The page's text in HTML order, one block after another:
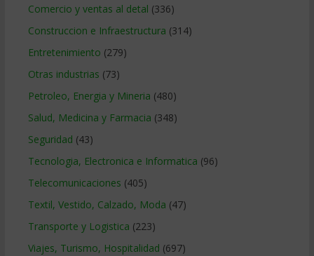
Comercio y ventas al detal (336)
Construccion e Infraestructura (314)
Entretenimiento (279)
Otras industrias (73)
Petroleo, Energia y Mineria (480)
Salud, Medicina y Farmacia (348)
Seguridad (43)
Tecnologia, Electronica e Informatica (96)
Telecomunicaciones (405)
Textil, Vestido, Calzado, Moda (47)
Transporte y Logistica (223)
Viajes, Turismo, Hospitalidad (697)